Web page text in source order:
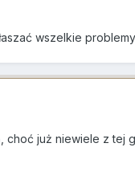
wszelkie
, choć już niewiele z tej